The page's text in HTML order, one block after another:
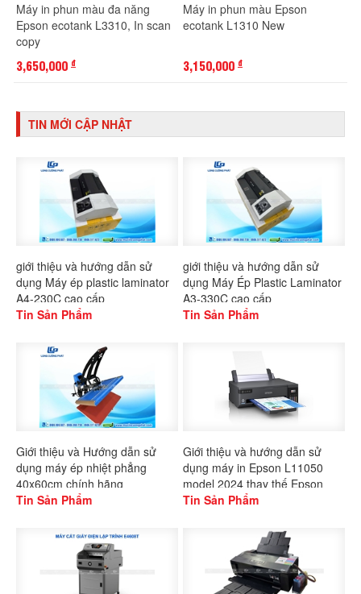
Máy in phun màu đa năng
Epson ecotank L3310, In scan
copy
3,650,000 đ
Máy in phun màu Epson
ecotank L1310 New
3,150,000 đ
TIN MỚI CẬP NHẬT
giới thiệu và hướng dẫn sử
dụng Máy ép plastic laminator
A4-230C cao cấp
Tin Sản Phẩm
giới thiệu và hướng dẫn sử
dụng Máy Ép Plastic Laminator
A3-330C cao cấp
Tin Sản Phẩm
Giới thiệu và Hướng dẫn sử
dụng máy ép nhiệt phẳng
40x60cm chính hãng
Gaoshang
Tin Sản Phẩm
Giới thiệu và hướng dẫn sử
dụng máy in Epson L11050
model 2024 thay thế Epson
L1300
Tin Sản Phẩm